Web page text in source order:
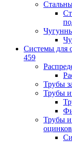
Системы для
459
Трубы
Трубы
Трубы